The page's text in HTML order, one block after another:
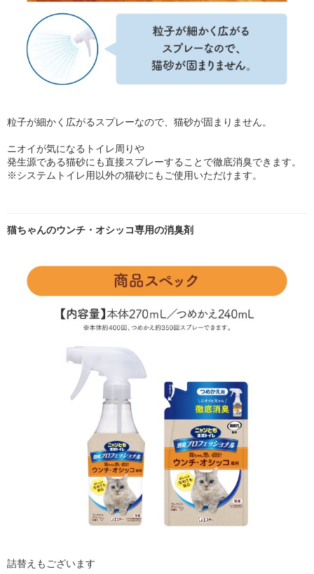
粒子が細かく広がるスプレーなので、猫砂が固まりません。
ニオイが気になるトイレ周りや
発生源である猫砂にも直接スプレーすることで徹底消臭できます。
※システムトイレ用以外の猫砂にもご使用いただけます。
猫ちゃんのウンチ・オシッコ専用の消臭剤
詰替えもございます